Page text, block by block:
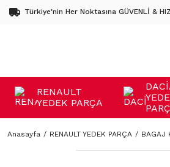
Türkiye'nin Her Noktasına GÜVENLİ &
RENAULT
YEDEK PARÇA
Anasayfa RENAULT YEDEK PARÇA BAGAJ